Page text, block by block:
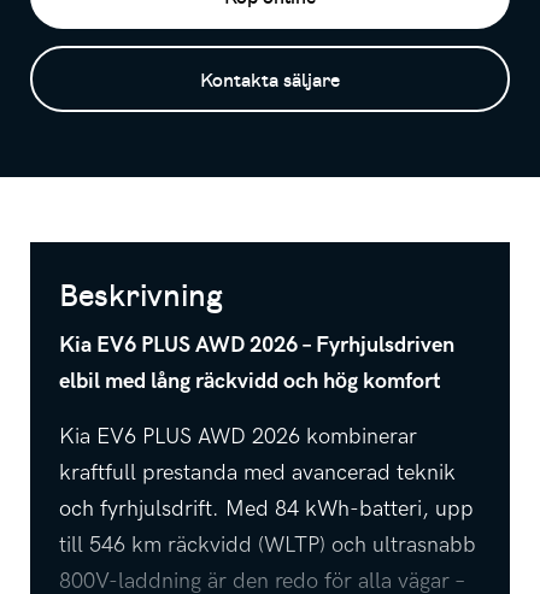
Kontakta säljare
Beskrivning
Kia EV6 PLUS AWD 2026 – Fyrhjulsdriven
elbil med lång räckvidd och hög komfort
Kia EV6 PLUS AWD 2026 kombinerar
kraftfull prestanda med avancerad teknik
och fyrhjulsdrift. Med 84 kWh-batteri, upp
till 546 km räckvidd (WLTP) och ultrasnabb
800V-laddning är den redo för alla vägar –